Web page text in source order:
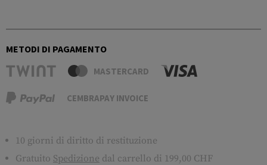
METODI DI PAGAMENTO
MASTERCARD
CEMBRAPAY INVOICE
10 giorni di diritto di restituzione
Gratuito Spedizione dal carrello di 199,00 CHF